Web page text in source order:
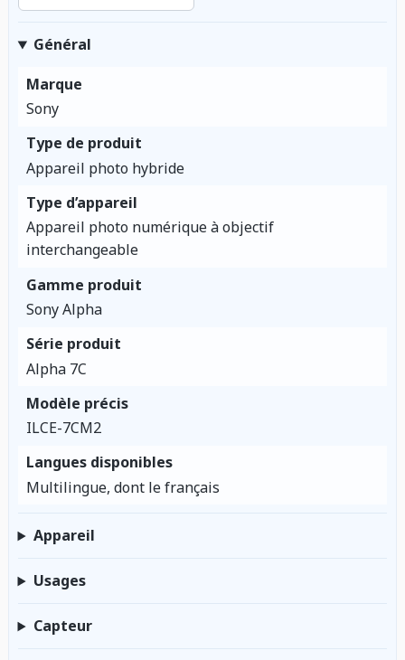
Général
Marque
Sony
Type de produit
Appareil photo hybride
Type d’appareil
Appareil photo numérique à objectif
interchangeable
Gamme produit
Sony Alpha
Série produit
Alpha 7C
Modèle précis
ILCE-7CM2
Langues disponibles
Multilingue, dont le français
Appareil
Usages
Capteur